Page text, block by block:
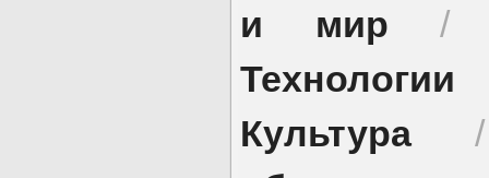
и мир
Технологии
Культура